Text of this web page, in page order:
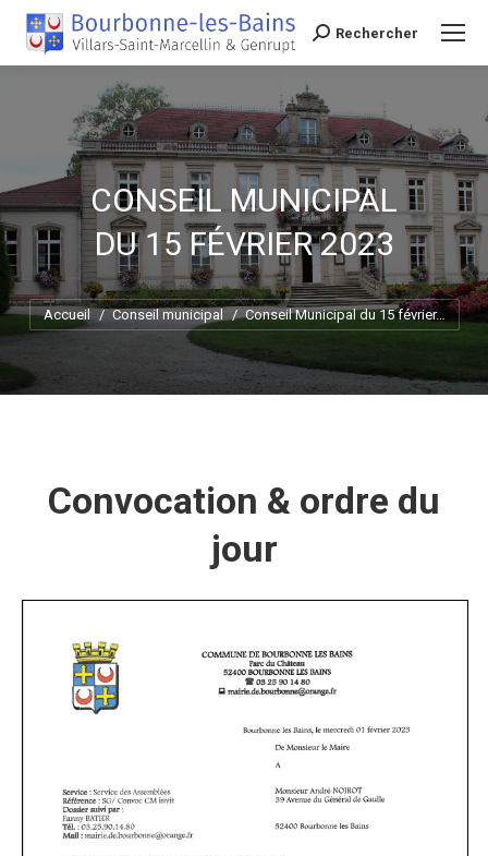
Recherche
Rechercher
CONSEIL MUNICIPAL
DU 15 FÉVRIER 2023
Vous êtes ici :
Accueil Conseil municipal Conseil Municipal du 15 février…
Convocation & ordre du
jour